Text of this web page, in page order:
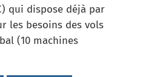
qui dispose déjà par
les besoins des vols
(10 machines